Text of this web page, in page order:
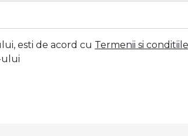
esti de acord cu Termenii si conditiile
ului